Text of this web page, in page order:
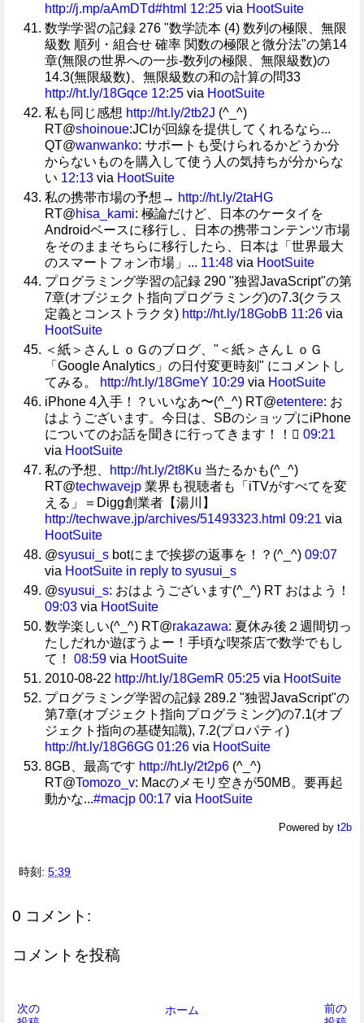
http://j.mp/aAmDTd#html 12:25 via HootSuite
数学学習の記録 276 "数学読本 (4) 数列の極限、無限
級数 順列・組合せ 確率 関数の極限と微分法"の第14
章(無限の世界への一歩-数列の極限、無限級数)の
14.3(無限級数)、無限級数の和の計算の問33
http://ht.ly/18Gqce 12:25 via HootSuite
私も同じ感想 http://ht.ly/2tb2J (^_^)
RT@shoinoue:JCIが回線を提供してくれるなら...
QT@wanwanko: サポートも受けられるかどうか分
からないものを購入して使う人の気持ちが分からな
い 12:13 via HootSuite
私の携帯市場の予想→ http://ht.ly/2taHG
RT@hisa_kami: 極論だけど、日本のケータイを
Androidベースに移行し、日本の携帯コンテンツ市場
をそのままそちらに移行したら、日本は「世界最大
のスマートフォン市場」... 11:48 via HootSuite
プログラミング学習の記録 290 "独習JavaScript"の第
7章(オブジェクト指向プログラミング)の7.3(クラス
定義とコンストラクタ) http://ht.ly/18GobB 11:26 via
HootSuite
＜紙＞さんＬｏＧのブログ、"＜紙＞さんＬｏＧ
「Google Analytics」の日付変更時刻" にコメントし
てみる。
http://ht.ly/18GmeY 10:29 via HootSuite
iPhone 4入手！？いいなあ〜(^_^) RT@etentere: お
はようございます。今日は、SBのショップにiPhone
についてのお話を聞きに行ってきます！！ 09:21
via HootSuite
私の予想、
http://ht.ly/2t8Ku 当たるかも(^_^)
RT@techwavejp 業界も視聴者も「iTVがすべてを変
える」＝Digg創業者【湯川】
http://techwave.jp/archives/51493323.html 09:21 via
HootSuite
@syusui_s botにまで挨拶の返事を！？(^_^) 09:07
via HootSuite in reply to syusui_s
@syusui_s: おはようございます(^_^) RT おはよう！
09:03 via HootSuite
数学楽しい(^_^) RT@rakazawa: 夏休み後２週間切っ
たしだれか遊ぼうよー！手頃な喫茶店で数学でもし
て！
08:59 via HootSuite
2010-08-22 http://ht.ly/18GemR 05:25 via HootSuite
プログラミング学習の記録 289.2 "独習JavaScript"の
第7章(オブジェクト指向プログラミング)の7.1(オブ
ジェクト指向の基礎知識), 7.2(プロパティ)
http://ht.ly/18G6GG 01:26 via HootSuite
8GB、最高です http://ht.ly/2t2p6 (^_^)
RT@Tomozo_v: Macのメモリ空きが50MB。要再起
動かな...#macjp 00:17 via HootSuite
Powered by t2b
時刻: 5:39
0 コメント:
コメントを投稿
次の
前の
ホーム